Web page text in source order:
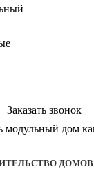
Заказать звонок
ДОМОВ